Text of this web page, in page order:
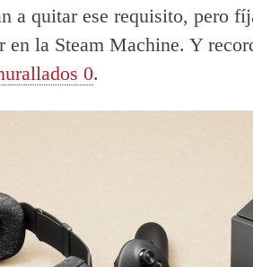
a quitar ese requisito, pero
en la Steam Machine. Y
0.